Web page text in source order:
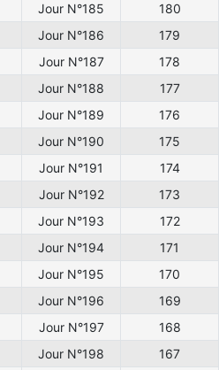
Jour N°185
180
Jour N°186
179
Jour N°187
178
Jour N°188
177
Jour N°189
176
Jour N°190
175
Jour N°191
174
Jour N°192
173
Jour N°193
172
Jour N°194
171
Jour N°195
170
Jour N°196
169
Jour N°197
168
Jour N°198
167